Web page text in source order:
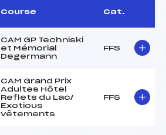
Course Cat.
CAM GP Techniski
et Mémorial
Degermann
FFS
CAM Grand Prix
Adultes Hôtel
Reflets du Lac/
Exoticus
vêtements
FFS